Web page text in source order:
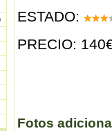
ESTADO:
PRECIO:
Fotos